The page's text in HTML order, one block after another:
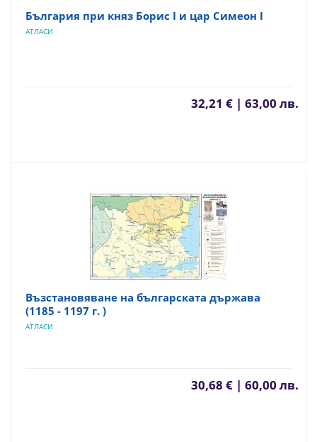
България при княз Борис I и цар Симеон I
АТЛАСИ
32,21 € | 63,00 лв.
Възстановяване на българската държава
(1185 - 1197 г. )
АТЛАСИ
30,68 € | 60,00 лв.